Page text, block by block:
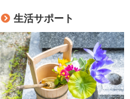
生活サポート